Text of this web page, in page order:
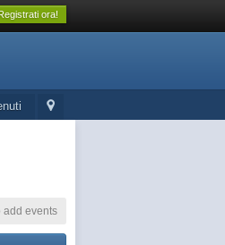
ora!
add events